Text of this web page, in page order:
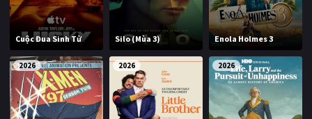
Cuộc Đua Sinh Tử Silo (Mùa 3) Enola Holmes 3
2026 2026 2026